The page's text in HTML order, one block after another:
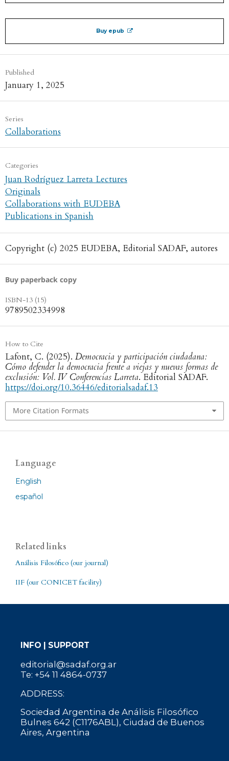
Buy epub
Published
January 1, 2025
Series
Collaborations
Categories
Juan Rodríguez Larreta Lectures
Originals
Collaborations with EUDEBA
Publications in Spanish
Copyright (c) 2025 EUDEBA, Editorial SADAF, autores
Buy paperback copy
ISBN-13 (15)
9789502334998
How to Cite
Lafont, C. (2025). Democracia y participación ciudadana:
Cómo defender la democracia frente a viejas y nuevas formas de
exclusión: Vol. IV Conferencias Larreta. Editorial SADAF.
https://doi.org/10.36446/editorialsadaf.13
More Citation Formats
Language
English
español
Related links
Análisis Filosófico (our journal)
IIF (our CONICET facility)
INFO | SUPPORT
editorial@sadaf.org.ar
Te: +54 11 4864-0737
ADDRESS:
Sociedad Argentina de Análisis Filosófico
Bulnes 642 (C1176ABL), Ciudad de Buenos
Aires, Argentina